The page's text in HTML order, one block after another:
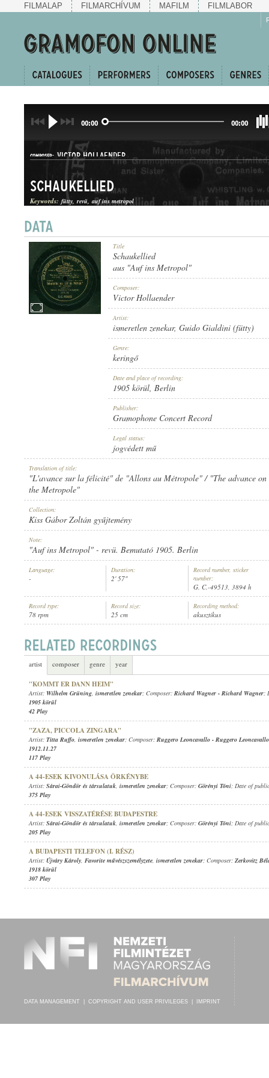
FILMALAP FILMARCHÍVUM MAFILM FILMLABOR
00:00 00:00
ARTIST: ISMERETLEN ZENEKAR,GUIDO GIALDINI (FÜTTY)
COMPOSER: VICTOR HOLLAENDER
KERINGŐ
GRAMOPHONE CONCERT RECORD
RECORD NUMBER: G. C.-49513
Schaukellied
Keywords: fütty revü auf ins metropol
Title
Schaukellied
aus "Auf ins Metropol"
Composer:
Victor Hollaender
Artist:
ismeretlen zenekar, Guido Gialdini (fütty)
Genre:
keringő
Date and place of recording:
1905 körül, Berlin
Publisher:
Gramophone Concert Record
Legal status:
jogvédett mű
Translation of title:
"L'avance sur la félicité" de "Allons au Métropole" / "The advance
the Metropole"
Collection:
Kiss Gábor Zoltán gyűjtemény
Note:
"Auf ins Metropol" - revü. Bemutató 1905. Berlin
Language:
-
Duration:
2' 57"
Record number, sticker
number:
G. C.-49513, 3894 h
Record type:
78 rpm
Record size:
25 cm
Recording method:
akusztikus
artist composer genre year
"KOMMT ER DANN HEIM"
Artist: Wilhelm Grüning, ismeretlen zenekar; Composer: Richard Wagner - Richard Wagner;
1905 körül
42 Play
"ZAZA, PICCOLA ZINGARA"
Artist: Titta Ruffo, ismeretlen zenekar; Composer: Ruggero Leoncavallo - Ruggero Leoncavallo
1912.11.27
117 Play
A 44-ESEK KIVONULÁSA ÖRKÉNYBE
Artist: Sárai-Göndör és társulatuk, ismeretlen zenekar; Composer: Görényi Tóni; Date of
375 Play
A 44-ESEK VISSZATÉRÉSE BUDAPESTRE
Artist: Sárai-Göndör és társulatuk, ismeretlen zenekar; Composer: Görényi Tóni; Date of
205 Play
A BUDAPESTI TELEFON (I. RÉSZ)
Artist: Újváry Károly, Favorite művészszemélyzete, ismeretlen zenekar; Composer: Zerkovitz
1918 körül
307 Play
DATA MANAGEMENT COPYRIGHT AND USER PRIVILEGES IMPRINT